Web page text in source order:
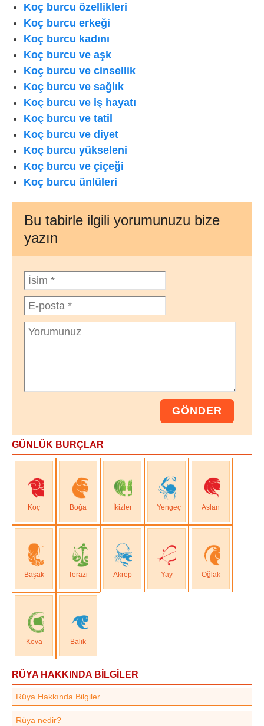
Koç burcu özellikleri
Koç burcu erkeği
Koç burcu kadını
Koç burcu ve aşk
Koç burcu ve cinsellik
Koç burcu ve sağlık
Koç burcu ve iş hayatı
Koç burcu ve tatil
Koç burcu ve diyet
Koç burcu yükseleni
Koç burcu ve çiçeği
Koç burcu ünlüleri
Bu tabirle ilgili yorumunuzu bize
yazın
GÜNLÜK BURÇLAR
Koç Boğa İkizler Yengeç Aslan
Başak Terazi Akrep Yay Oğlak
Kova Balık
RÜYA HAKKINDA BİLGİLER
Rüya Hakkında Bilgiler
Rüya nedir?